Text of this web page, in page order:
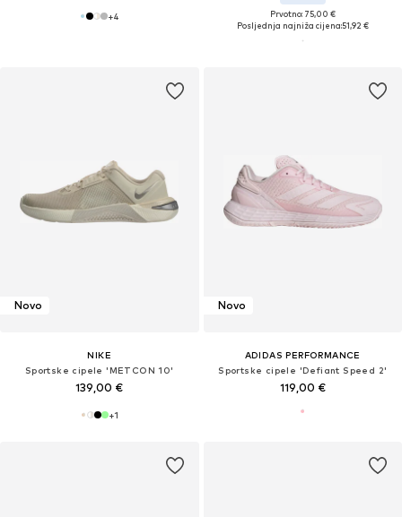
+4
Prvotno: 75,00 €
Posljednja najniža cijena:51,92 €
Novo
NIKE
Sportske cipele 'METCON 10'
139,00 €
+1
Novo
ADIDAS PERFORMANCE
Sportske cipele 'Defiant Speed 2'
119,00 €